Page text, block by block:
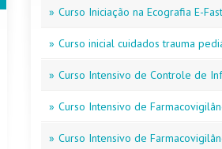
» Curso Iniciação na Ecografia E-
» Curso inicial cuidados trauma
» Curso Intensivo de Controle de
» Curso Intensivo de
» Curso Intensivo de